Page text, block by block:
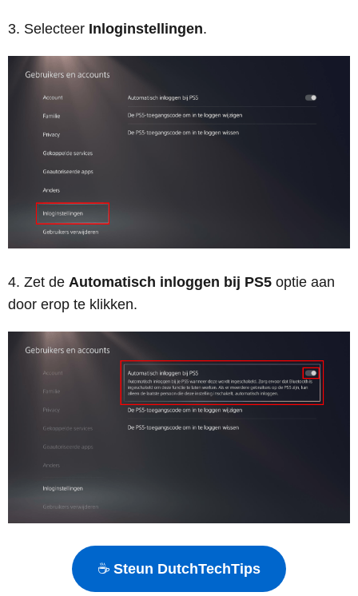
Selecteer Inloginstellingen.
Zet de Automatisch inloggen bij PS5 optie aan
door erop te klikken.
☕ Steun DutchTechTips